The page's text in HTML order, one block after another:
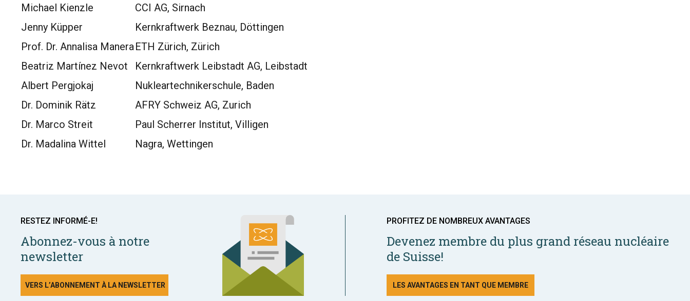
Michael Kienzle
CCI AG, Sirnach
Jenny Küpper
Kernkraftwerk Beznau, Döttingen
Prof. Dr. Annalisa ManeraETH Zürich, Zürich
Beatriz Martínez Nevot
Kernkraftwerk Leibstadt AG, Leibstadt
Albert Pergjokaj
Nukleartechnikerschule, Baden
Dr. Dominik Rätz
AFRY Schweiz AG, Zurich
Dr. Marco Streit
Paul Scherrer Institut, Villigen
Dr. Madalina Wittel
Nagra, Wettingen
RESTEZ INFORMÉ-E!
Abonnez-vous à notre
newsletter
VERS L’ABONNEMENT À LA NEWSLETTER
PROFITEZ DE NOMBREUX AVANTAGES
Devenez membre du plus grand réseau nucléaire
de Suisse!
LES AVANTAGES EN TANT QUE MEMBRE